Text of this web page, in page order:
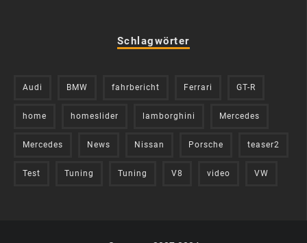
Schlagwörter
Audi BMW fahrbericht Ferrari GT-R
home homeslider lamborghini Mercedes
Mercedes News Nissan Porsche teaser2
Test Tuning Tuning V8 video VW